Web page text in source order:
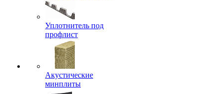
Уплотнитель под
профлист
Акустические
минплиты